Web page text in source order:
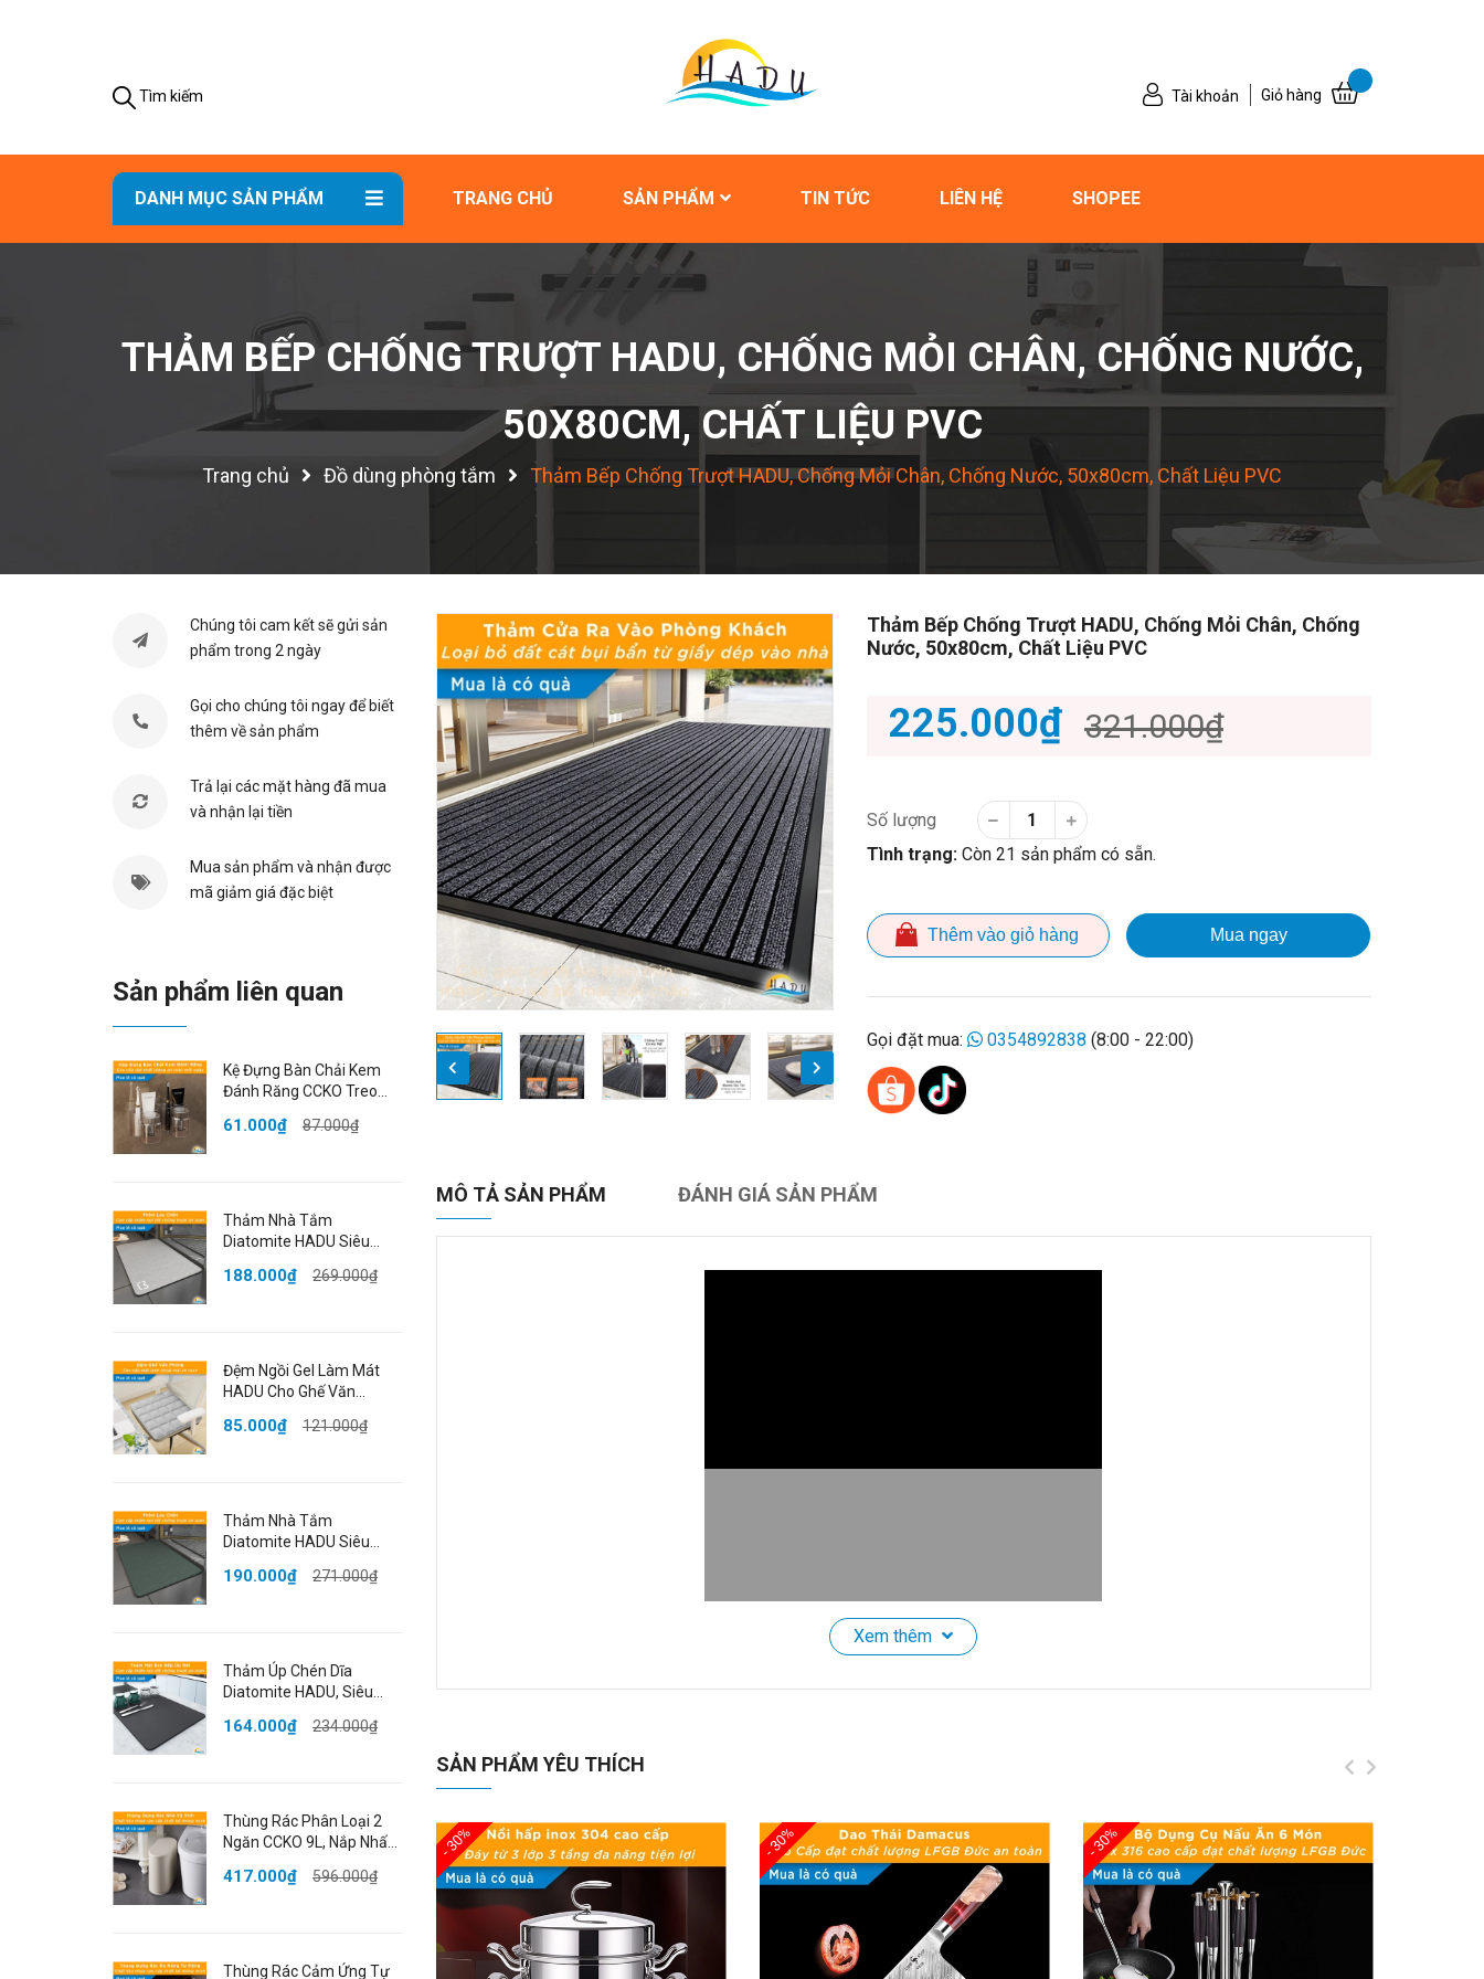
Tìm kiếm Tài khoản Giỏ hàng
DANH MỤC SẢN PHẨM TRANG CHỦ SẢN PHẨM TIN TỨC LIÊN HỆ SHOPEE
THẢM BẾP CHỐNG TRƯỢT HADU, CHỐNG MỎI CHÂN, CHỐNG NƯỚC,
50X80CM, CHẤT LIỆU PVC
Trang chủ Đồ dùng phòng tắm Thảm Bếp Chống Trượt HADU, Chống Mỏi Chân, Chống Nước, 50x80cm, Chất Liệu PVC
Thảm Bếp Chống Trượt HADU, Chống Mỏi Chân, Chống
Nước, 50x80cm, Chất Liệu PVC
225.000₫ 321.000₫
Số lượng
Tình trạng: Còn 21 sản phẩm có sẵn.
Thêm vào giỏ hàng Mua ngay
Gọi đặt mua: 0354892838 (8:00 - 22:00)
MÔ TẢ SẢN PHẨM ĐÁNH GIÁ SẢN PHẨM
Giới Thiệu Sản Phẩm:
không xê dịch trong quá trình sử dụng.
Độ dày vừa phảimang lại sự thoải mái cho đôi chân khi đứng lâu mà không lo
mệt mỏi. Thảm cũng giúp tạo nên không gian bếp sạch sẽ, gọn gàng và sang trọng.
✔️ Tính Năng Nổi Bật:
Chất Liệu Cao Cấp: Sử dụng PVC, cao su và vinyl bền bỉ, chống thấm nước, dễ dàng làm sạch, giúp tiết kiệm thời
Xem thêm
SẢN PHẨM YÊU THÍCH
- 30% - 30% - 30%
Chúng tôi cam kết sẽ gửi sản
phẩm trong 2 ngày
Gọi cho chúng tôi ngay để biết
thêm về sản phẩm
Trả lại các mặt hàng đã mua
và nhận lại tiền
Mua sản phẩm và nhận được
mã giảm giá đặc biệt
Sản phẩm liên quan
Kệ Đựng Bàn Chải Kem
Đánh Răng CCKO Treo
Ngược Chống Bụi, Nhựa
61.000₫ 87.000₫
Thảm Nhà Tắm
Diatomite HADU Siêu
Khô Nhanh, 40x60cm,
188.000₫ 269.000₫
Đệm Ngồi Gel Làm Mát
HADU Cho Ghế Văn
Gọn
85.000₫ 121.000₫
Thảm Nhà Tắm
Diatomite HADU Siêu
Khô Nhanh, 40x60cm,
190.000₫ 271.000₫
Thảm Úp Chén Dĩa
Diatomite HADU, Siêu
Chống Trượt, 40x50cm,
164.000₫ 234.000₫
Thùng Rác Phân Loại 2
Ngăn CCKO 9L, Nắp Nhấn
Nhiều Màu
417.000₫ 596.000₫
Thùng Rác Cảm Ứng Tự